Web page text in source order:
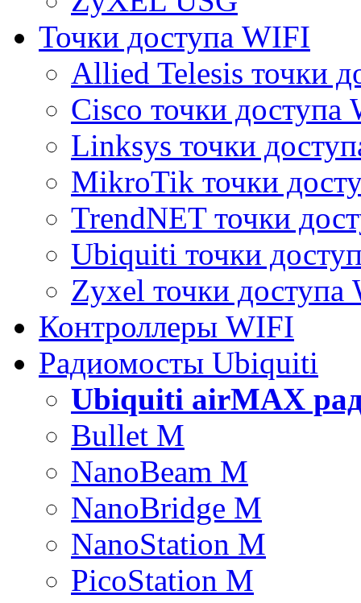
Точки доступа WIFI
Allied Telesis точки
Cisco точки доступа
Linksys точки
MikroTik точки
TrendNET точки
Ubiquiti точки
Zyxel точки доступа
Контроллеры WIFI
Радиомосты Ubiquiti
Ubiquiti airMAX
Bullet M
NanoBeam M
NanoBridge M
NanoStation M
PicoStation M